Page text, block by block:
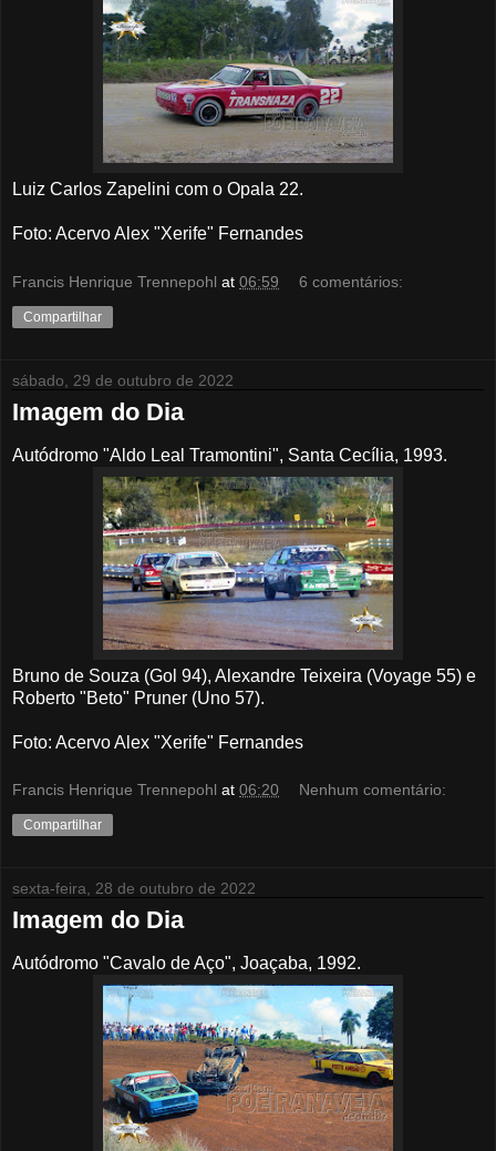
Luiz Carlos Zapelini com o Opala 22.
Foto: Acervo Alex "Xerife" Fernandes
Francis Henrique Trennepohl at 06:59 6 comentários:
Compartilhar
sábado, 29 de outubro de 2022
Imagem do Dia
Autódromo "Aldo Leal Tramontini", Santa Cecília, 1993.
Bruno de Souza (Gol 94), Alexandre Teixeira (Voyage 55) e
Roberto "Beto" Pruner (Uno 57).
Foto: Acervo Alex "Xerife" Fernandes
Francis Henrique Trennepohl at 06:20 Nenhum comentário:
Compartilhar
sexta-feira, 28 de outubro de 2022
Imagem do Dia
Autódromo "Cavalo de Aço", Joaçaba, 1992.